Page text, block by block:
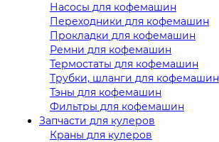
Насосы для кофемашин
Переходники для кофемашин
Прокладки для кофемашин
Ремни для кофемашин
Термостаты для кофемашин
Трубки, шланги для кофемашин
Тэны для кофемашин
Фильтры для кофемашин
Запчасти для кулеров
Краны для кулеров